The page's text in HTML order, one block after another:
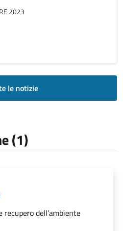
2023
le notizie
(1)
recupero dell’ambiente